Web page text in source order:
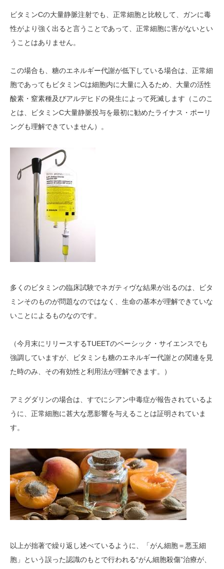
ビタミンCの大量静脈注射でも、正常細胞と比較して、ガンに毒
性がより強く出ると言うことであって、正常細胞に害がないとい
うことはありません。
この場合も、糖のエネルギー代謝が低下している場合は、正常細
胞であってもビタミンCは細胞内に大量に入るため、大量の活性
酸素・窒素種及びアルデヒドの発生によって死滅します（このこ
とは、ビタミンC大量静脈投与を最初に勧めたライナス・ポーリ
ングも理解できていません）。
多くのビタミンの臨床試験でネガティヴな結果が出るのは、ビタ
ミンそのものが問題なのではなく、生命の基本が理解できていな
いことによるものなのです。
（今月末にリリースするTUEETのベーシック・サイエンスでも
強調していますが、ビタミンも糖のエネルギー代謝との関連を見
た時のみ、その有効性と利用法が理解できます。）
アミグダリンの場合は、すでにシアン中毒症が報告されているよ
うに、正常細胞に甚大な悪影響を与えることは証明されていま
す。
以上が拙著で繰り返し述べているように、「がん細胞＝悪玉細
胞」という誤った認識のもとで行われる“がん細胞殺傷”治療が、